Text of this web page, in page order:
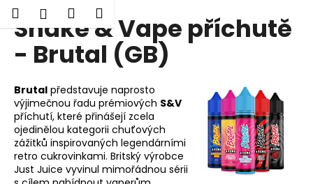
Přejít
HledatPřihlášení
Nákupní
košík
Shake & Vape příchutě
- Brutal (GB)
Brutal představuje naprosto
výjimečnou řadu prémiových S&V
příchutí, které přinášejí zcela
ojedinělou kategorii chuťových
zážitků inspirovaných legendárními
retro cukrovinkami. Britský výrobce
Just Juice vyvinul mimořádnou sérii
o Zpět
Zpět
o
p
o
t
ř